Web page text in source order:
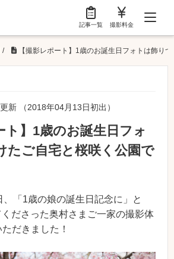
記事一覧 撮影料金
/ 【撮影レポート】1歳のお誕生日フォトは飾り
新 （2018年04月13日初出）
ト】1歳のお誕生日フォ
たご自宅と桜咲く公園で
「1歳の娘の誕生日記念に」と
ださった奥村さまご一家の撮影体
だきました！